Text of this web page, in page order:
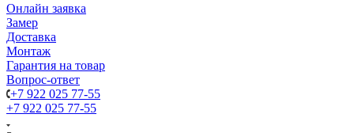
Онлайн заявка
Замер
Доставка
Монтаж
Гарантия на товар
Вопрос-ответ
+7 922 025 77-55
+7 922 025 77-55